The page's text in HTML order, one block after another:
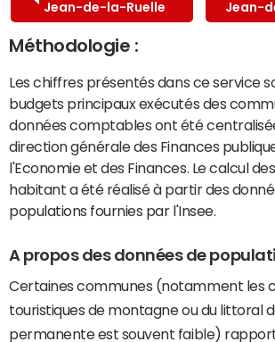
Jean-de-la-Ruelle
Jean-
Méthodologie :
Les chiffres présentés dans ce service
budgets principaux exécutés des
données comptables ont été
direction générale des Finances
l'Economie et des Finances. Le calcul
habitant a été réalisé à partir des
populations fournies par l'Insee.
A propos des données de
Certaines communes (notamment les
touristiques de montagne ou du littoral
permanente est souvent faible)